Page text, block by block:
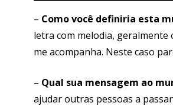
– Como você definiria esta
letra com melodia, geralmente
me acompanha. Neste caso
– Qual sua mensagem ao
ajudar outras pessoas a